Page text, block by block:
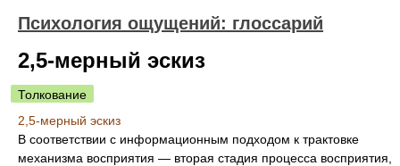
Психология ощущений: глоссарий
2,5-мерный эскиз
Толкование
2,5-мерный эскиз
В соответствии с информационным подходом к трактовке
механизма восприятия — вторая стадия процесса восприятия,